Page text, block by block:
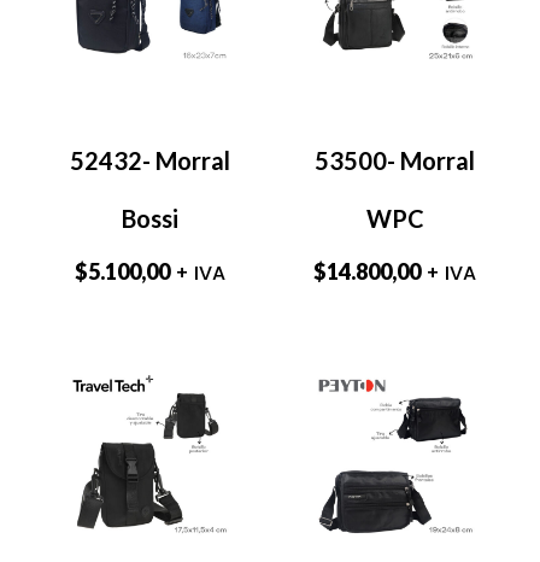
52432- Morral
Bossi
$5.100,00 + IVA
53500- Morral
WPC
$14.800,00 + IVA